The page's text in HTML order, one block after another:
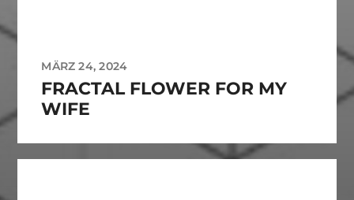
MÄRZ 24, 2024
FRACTAL FLOWER FOR MY
WIFE